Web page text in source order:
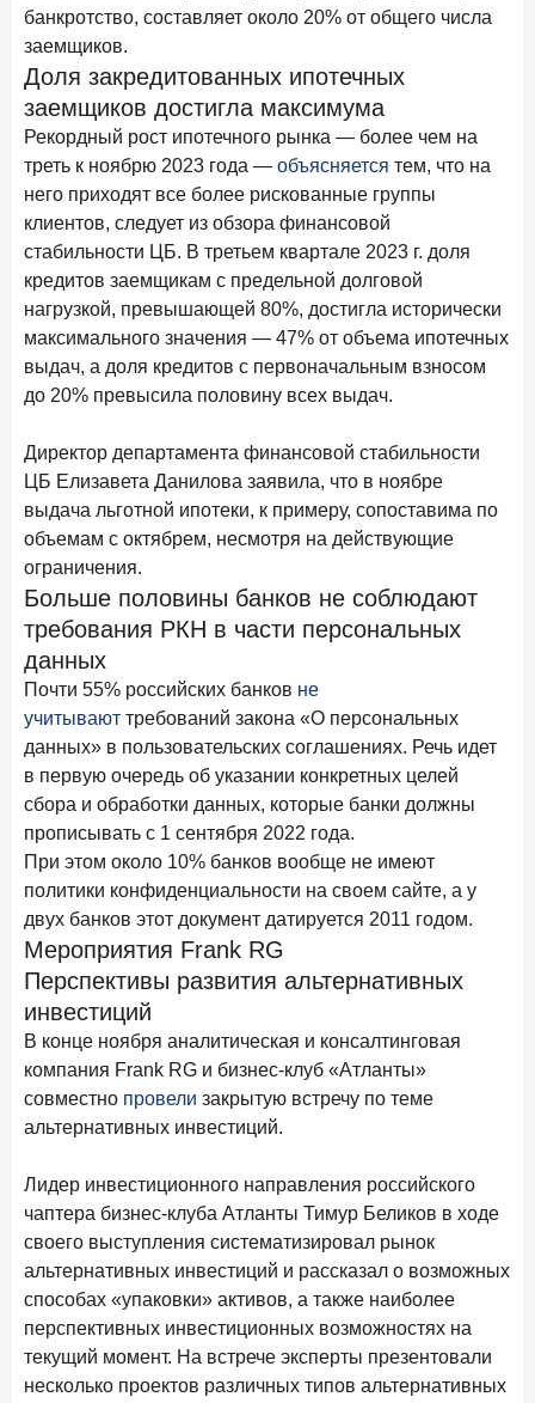
Ипотека в России: итоги апреля 2026 года в цифрах
13 мая 2026 года
«Ни один зарубежный private банк не может
сравниться с российским»
6 мая 2026 года
По итогам апреля 2026 года объем выдач кредитов
составил 968 млрд руб.
29 апреля 2026 года ИССЛЕДОВАНИЕ
Конкуренция на рынке инвестиционно-страховых
продуктов усиливается
Привязанность побеждает ставку? Как выбирают банк
27 апреля 2026 года ИССЛЕДОВАНИЕ
Банки скорректировали доходность вкладов после
снижения ключевой ставки до 14,5%
Цифра дня
Средний срок ипотеки на первичном рынке
26,8лет
Frank Data. Ипотека Поделиться
24 апреля 2026 года ИССЛЕДОВАНИЕ
Ипотека. Итоги работы крупнейших ипотечных банков
в марте 2026 года
15 апреля 2026 года ИССЛЕДОВАНИЕ
Рынок подписок 2026: от гонки за объёмами к битве за
привычку
15 апреля 2026 года ИССЛЕДОВАНИЕ
Маркетинговые акции брокеров: обзор механик и
трендов
ДНК современного ипотечного клиента
По итогам марта 2026 года объем выдач кредитов
составил 925,7 млрд руб.
Не экосистемой единой: как пользователи
распределяют подписки
25 марта 2026 года ИССЛЕДОВАНИЕ
Ипотека. Итоги работы крупнейших ипотечных банков
банкротство, составляет около 20% от общего числа
заемщиков.
Доля закредитованных ипотечных
заемщиков достигла максимума
Рекордный рост ипотечного рынка — более чем на
треть к ноябрю 2023 года — объясняется тем, что на
него приходят все более рискованные группы
клиентов, следует из обзора финансовой
стабильности ЦБ. В третьем квартале 2023 г. доля
кредитов заемщикам с предельной долговой
нагрузкой, превышающей 80%, достигла исторически
максимального значения — 47% от объема ипотечных
выдач, а доля кредитов с первоначальным взносом
до 20% превысила половину всех выдач.
Директор департамента финансовой стабильности
ЦБ Елизавета Данилова заявила, что в ноябре
выдача льготной ипотеки, к примеру, сопоставима по
объемам с октябрем, несмотря на действующие
ограничения.
Больше половины банков не соблюдают
требования РКН в части персональных
данных
Почти 55% российских банков не
учитывают требований закона «О персональных
данных» в пользовательских соглашениях. Речь идет
в первую очередь об указании конкретных целей
сбора и обработки данных, которые банки должны
прописывать с 1 сентября 2022 года.
При этом около 10% банков вообще не имеют
политики конфиденциальности на своем сайте, а у
двух банков этот документ датируется 2011 годом.
Мероприятия Frank RG
Перспективы развития альтернативных
инвестиций
В конце ноября аналитическая и консалтинговая
компания Frank RG и бизнес-клуб «Атланты»
совместно провели закрытую встречу по теме
альтернативных инвестиций.
Лидер инвестиционного направления российского
чаптера бизнес-клуба Атланты Тимур Беликов в ходе
своего выступления систематизировал рынок
альтернативных инвестиций и рассказал о возможных
способах «упаковки» активов, а также наиболее
перспективных инвестиционных возможностях на
текущий момент. На встрече эксперты презентовали
несколько проектов различных типов альтернативных